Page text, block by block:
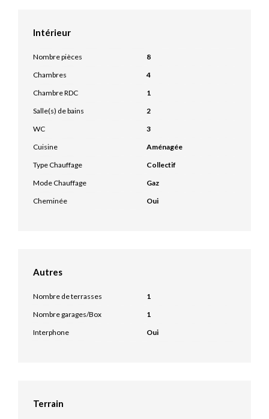
Intérieur
Nombre pièces
8
Chambres
4
Chambre RDC
1
Salle(s) de bains
2
WC
3
Cuisine
Aménagée
Type Chauffage
Collectif
Mode Chauffage
Gaz
Cheminée
Oui
Autres
Nombre de terrasses
1
Nombre garages/Box
1
Interphone
Oui
Terrain